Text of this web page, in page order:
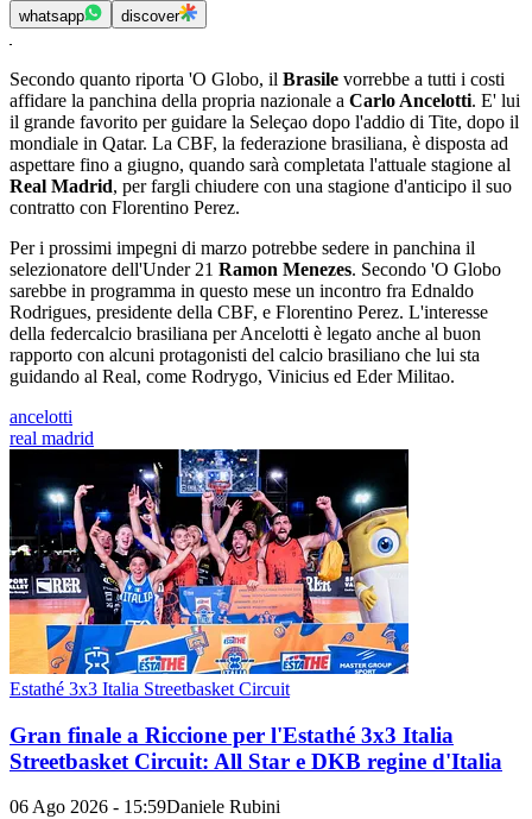
whatsapp discover
Secondo quanto riporta 'O Globo, il Brasile vorrebbe a tutti i costi
affidare la panchina della propria nazionale a Carlo Ancelotti. E' lui
il grande favorito per guidare la Seleçao dopo l'addio di Tite, dopo il
mondiale in Qatar. La CBF, la federazione brasiliana, è disposta ad
aspettare fino a giugno, quando sarà completata l'attuale stagione al
Real Madrid, per fargli chiudere con una stagione d'anticipo il suo
contratto con Florentino Perez.
Per i prossimi impegni di marzo potrebbe sedere in panchina il
selezionatore dell'Under 21 Ramon Menezes. Secondo 'O Globo
sarebbe in programma in questo mese un incontro fra Ednaldo
Rodrigues, presidente della CBF, e Florentino Perez. L'interesse
della federcalcio brasiliana per Ancelotti è legato anche al buon
rapporto con alcuni protagonisti del calcio brasiliano che lui sta
guidando al Real, come Rodrygo, Vinicius ed Eder Militao.
ancelotti
real madrid
Estathé 3x3 Italia Streetbasket Circuit
Gran finale a Riccione per l'Estathé 3x3 Italia
Streetbasket Circuit: All Star e DKB regine d'Italia
06 Ago 2026 - 15:59Daniele Rubini